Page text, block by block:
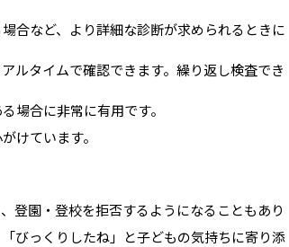
合など、より詳細な診断が求められるときに
ルタイムで確認できます。繰り返し検査でき
場合に非常に有用です。
けています。
登園・登校を拒否するようになることもあり
びっくりしたね」と子どもの気持ちに寄り添